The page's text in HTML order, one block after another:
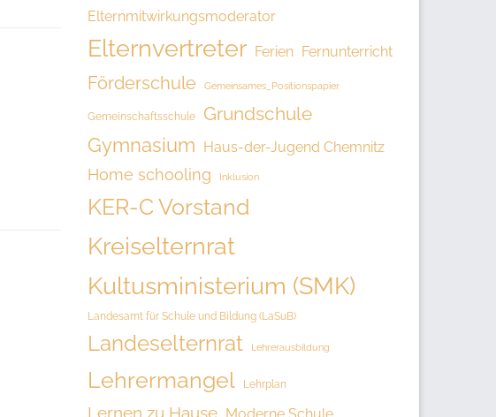
Elternmitwirkungsmoderator
Elternvertreter Ferien Fernunterricht
Förderschule Gemeinsames_Positionspapier
Gemeinschaftsschule
Grundschule
Gymnasium Haus-der-Jugend Chemnitz
Home schooling Inklusion
KER-C Vorstand
Kreiselternrat
Kultusministerium (SMK)
Landesamt für Schule und Bildung (LaSuB)
Landeselternrat Lehrerausbildung
Lehrermangel Lehrplan
Lernen zu Hause